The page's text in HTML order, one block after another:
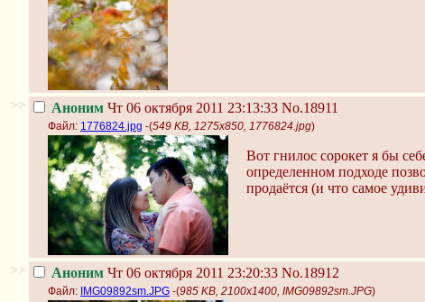
>> Аноним Чт 06 октября 2011 23:13:33 No.18911
Файл: 1776824.jpg -(549 KB, 1275x850, 1776824.jpg)
Вот гнилос сорокет я бы
определенном подходе
продаётся (и что самое
>> Аноним Чт 06 октября 2011 23:20:33 No.18912
Файл: IMG09892sm.JPG -(985 KB, 2100x1400, IMG09892sm.JPG)